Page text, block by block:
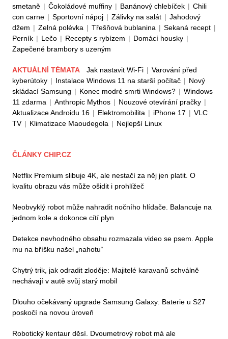
smetaně | Čokoládové muffiny | Banánový chlebíček | Chili
con carne | Sportovní nápoj | Zálivky na salát | Jahodový
džem | Zelná polévka | Třešňová bublanina | Sekaná recept |
Perník | Lečo | Recepty s rybízem | Domácí housky |
Zapečené brambory s uzeným
AKTUÁLNÍ TÉMATA Jak nastavit Wi-Fi | Varování před
kyberútoky | Instalace Windows 11 na starší počítač | Nový
skládací Samsung | Konec modré smrti Windows? | Windows
11 zdarma | Anthropic Mythos | Nouzové otevírání pračky |
Aktualizace Androidu 16 | Elektromobilita | iPhone 17 | VLC
TV | Klimatizace Maoudegola | Nejlepší Linux
ČLÁNKY CHIP.CZ
Netflix Premium slibuje 4K, ale nestačí za něj jen platit. O
kvalitu obrazu vás může ošidit i prohlížeč
Neobvyklý robot může nahradit nočního hlídače. Balancuje na
jednom kole a dokonce cítí plyn
Detekce nevhodného obsahu rozmazala video se psem. Apple
mu na bříšku našel „nahotu“
Chytrý trik, jak odradit zloděje: Majitelé karavanů schválně
nechávají v autě svůj starý mobil
Dlouho očekávaný upgrade Samsung Galaxy: Baterie u S27
poskočí na novou úroveň
Robotický kentaur děsí. Dvoumetrový robot má ale